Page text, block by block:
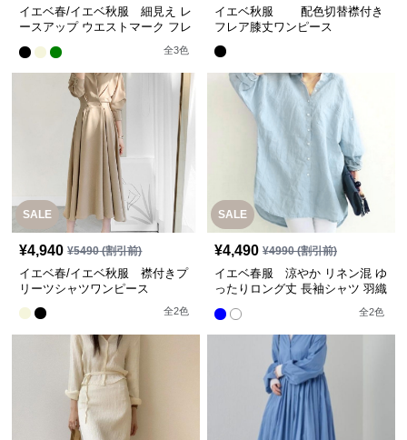
イエベ春/イエベ秋服 細見え レ
ースアップ ウエストマーク フレ
全3色
イエベ秋服 配色切替襟付き
フレア膝丈ワンピース
SALE
¥4,940 ¥5490(割引前)
イエベ春/イエベ秋服 襟付きプ
リーツシャツワンピース
全2色
SALE
¥4,490 ¥4990(割引前)
イエベ春服 涼やか リネン混 ゆ
ったりロング丈 長袖シャツ 羽織
全2色